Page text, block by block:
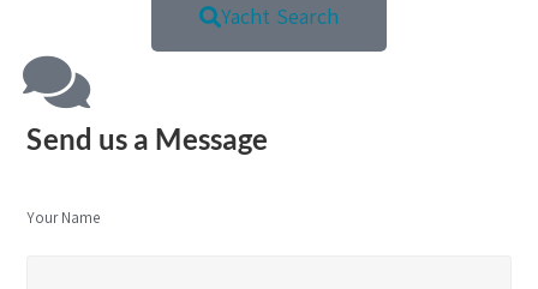
Yacht Search
Send us a Message
Your Name